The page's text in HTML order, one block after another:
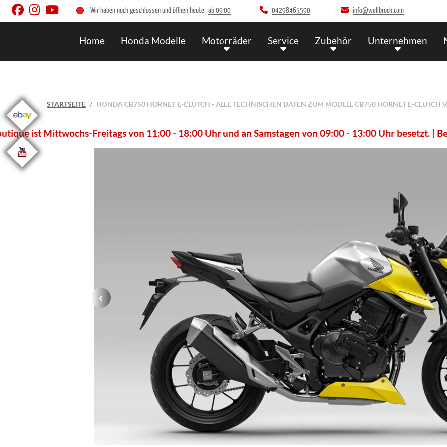
Wir haben noch geschlossen und öffnen heute ab 09:00 04298465590 info@wellbrock.com
Home Honda Modelle Motorräder Service Zubehör Unternehmen
STARTSEITE HONDA CB750 HORNET E-CLUTCH - ALLE TECHNISCHEN DATEN ZUM MODELL CB750 HORNET E-CLUTCH
Freitags von 11:00 - 18:00 Uhr und an Samstagen von 09:00 - 13:00 Uhr besetzt. | Bei Interesse